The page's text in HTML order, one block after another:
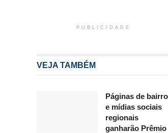
PUBLICIDADE
VEJA TAMBÉM
Páginas de bairro
e mídias sociais
regionais
ganharão Prêmio